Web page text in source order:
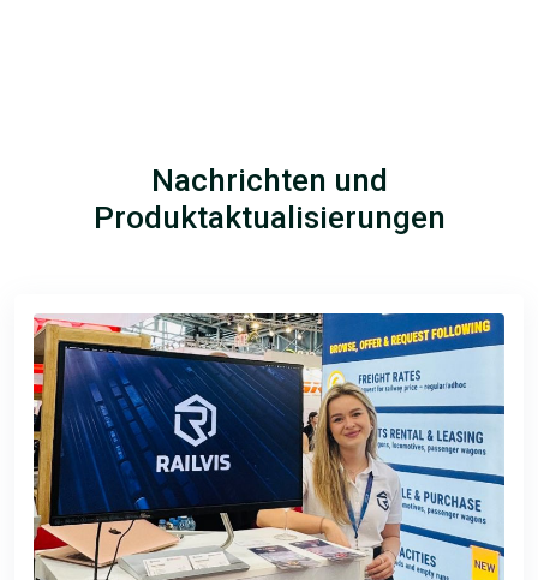
Nachrichten und
Produktaktualisierungen